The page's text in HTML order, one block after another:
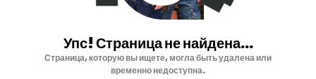
Упс! Страница не найдена...
Страница, которую вы ищете, могла быть удалена или
временно недоступна.